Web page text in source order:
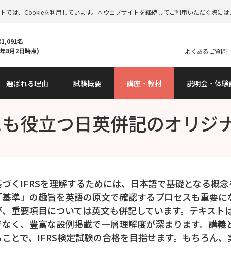
では、Cookieを利用しています。本ウェブサイトを継続してご利用いただく際には、
名
8月2日時点)
選ばれる理由 試験概要 講座・教材 説明会 ・体
よくあるご質問
役立つ日英併記のオリジ
くIFRSを理解するためには、日本語で基礎となる概
準」の趣旨を英語の原文で確認するプロセスも重要
重要項目については英文も併記しています。テキス
く、豊富な設例掲載で一層理解度が深まります。講
ことで、IFRS検定試験の合格を目指せます。もちろん